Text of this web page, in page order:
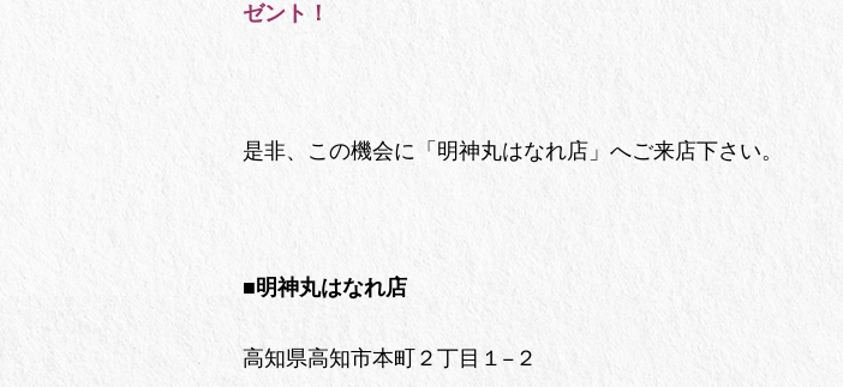
ゼント！
是非、この機会に「明神丸はなれ店」へご来店下さい。
■明神丸はなれ店
高知県高知市本町２丁目１−２